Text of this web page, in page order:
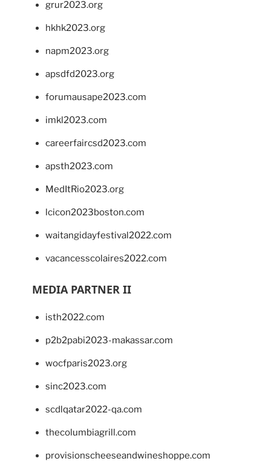
grur2023.org
hkhk2023.org
napm2023.org
apsdfd2023.org
forumausape2023.com
imkl2023.com
careerfaircsd2023.com
apsth2023.com
MedItRio2023.org
lcicon2023boston.com
waitangidayfestival2022.com
vacancesscolaires2022.com
MEDIA PARTNER II
isth2022.com
p2b2pabi2023-makassar.com
wocfparis2023.org
sinc2023.com
scdlqatar2022-qa.com
thecolumbiagrill.com
provisionscheeseandwineshoppe.com